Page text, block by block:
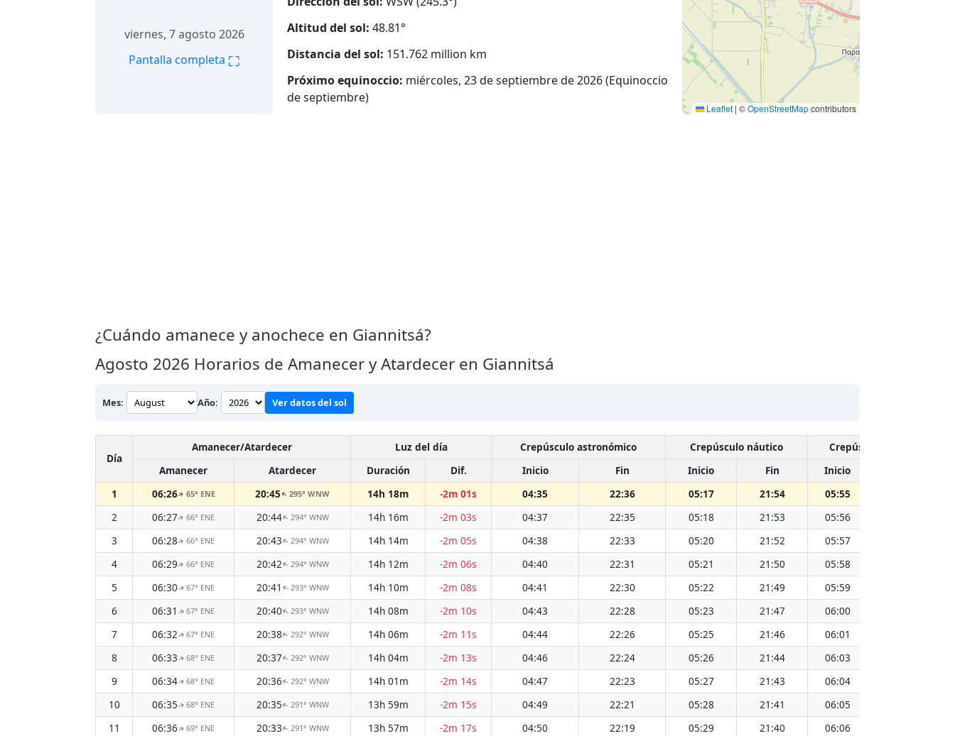
viernes, 7 agosto 2026
Pantalla completa ⛶
Altitud del sol: 48.81°
Distancia del sol: 151.762 million km
Próximo equinoccio: miércoles, 23 de septiembre de 2026 (Equinoccio
de septiembre)
Leaflet | ©OpenStreetMapcontributors
¿Cuándo amanece y anochece en Giannitsá?
Agosto 2026 Horarios de Amanecer y Atardecer en Giannitsá
Mes: Año: Ver datos del sol
Día
Amanecer/Atardecer Luz del día Crepúsculo astronómico Crepúsculo náutico
Crepúsculo civil
Amanecer
Atardecer Duración Dif. Inicio Fin Inicio Fin Inicio
1
06:26↑ 65° ENE 20:45↑295° WNW 14h 18m -2m 01s 04:35 22:36 05:17 21:54 05:55
2
06:27↑66° ENE 20:44↑ 294° WNW 14h 16m -2m 03s 04:37 22:35 05:18 21:53 05:56
3
06:28↑66° ENE 20:43↑ 294° WNW 14h 14m -2m 05s 04:38 22:33 05:20 21:52 05:57
4
06:29↑66° ENE 20:42↑ 294° WNW 14h 12m -2m 06s 04:40 22:31 05:21 21:50 05:58
5
06:30↑67° ENE 20:41 ↑ 293° WNW 14h 10m -2m 08s 04:41 22:30 05:22 21:49 05:59
6
06:31 ↑67° ENE 20:40↑ 293° WNW 14h 08m -2m 10s 04:43 22:28 05:23 21:47 06:00
7
06:32↑67° ENE 20:38↑ 292° WNW 14h 06m -2m 11s 04:44 22:26 05:25 21:46 06:01
8
06:33↑68° ENE 20:37↑ 292° WNW 14h 04m -2m 13s 04:46 22:24 05:26 21:44 06:03
9
06:34↑68° ENE 20:36↑ 292° WNW 14h 01m -2m 14s 04:47 22:23 05:27 21:43 06:04
10
06:35↑68° ENE 20:35↑ 291° WNW 13h 59m -2m 15s 04:49 22:21 05:28 21:41 06:05
11
06:36↑69° ENE 20:33↑ 291° WNW 13h 57m -2m 17s 04:50 22:19 05:29 21:40 06:06